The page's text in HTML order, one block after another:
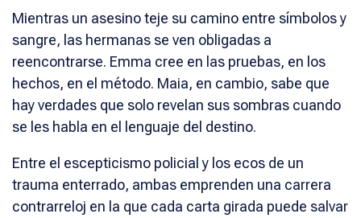
Mientras un asesino teje su camino entre símbolos y
sangre, las hermanas se ven obligadas a
reencontrarse. Emma cree en las pruebas, en los
hechos, en el método. Maia, en cambio, sabe que
hay verdades que solo revelan sus sombras cuando
se les habla en el lenguaje del destino.
Entre el escepticismo policial y los ecos de un
trauma enterrado, ambas emprenden una carrera
contrarreloj en la que cada carta girada puede salvar